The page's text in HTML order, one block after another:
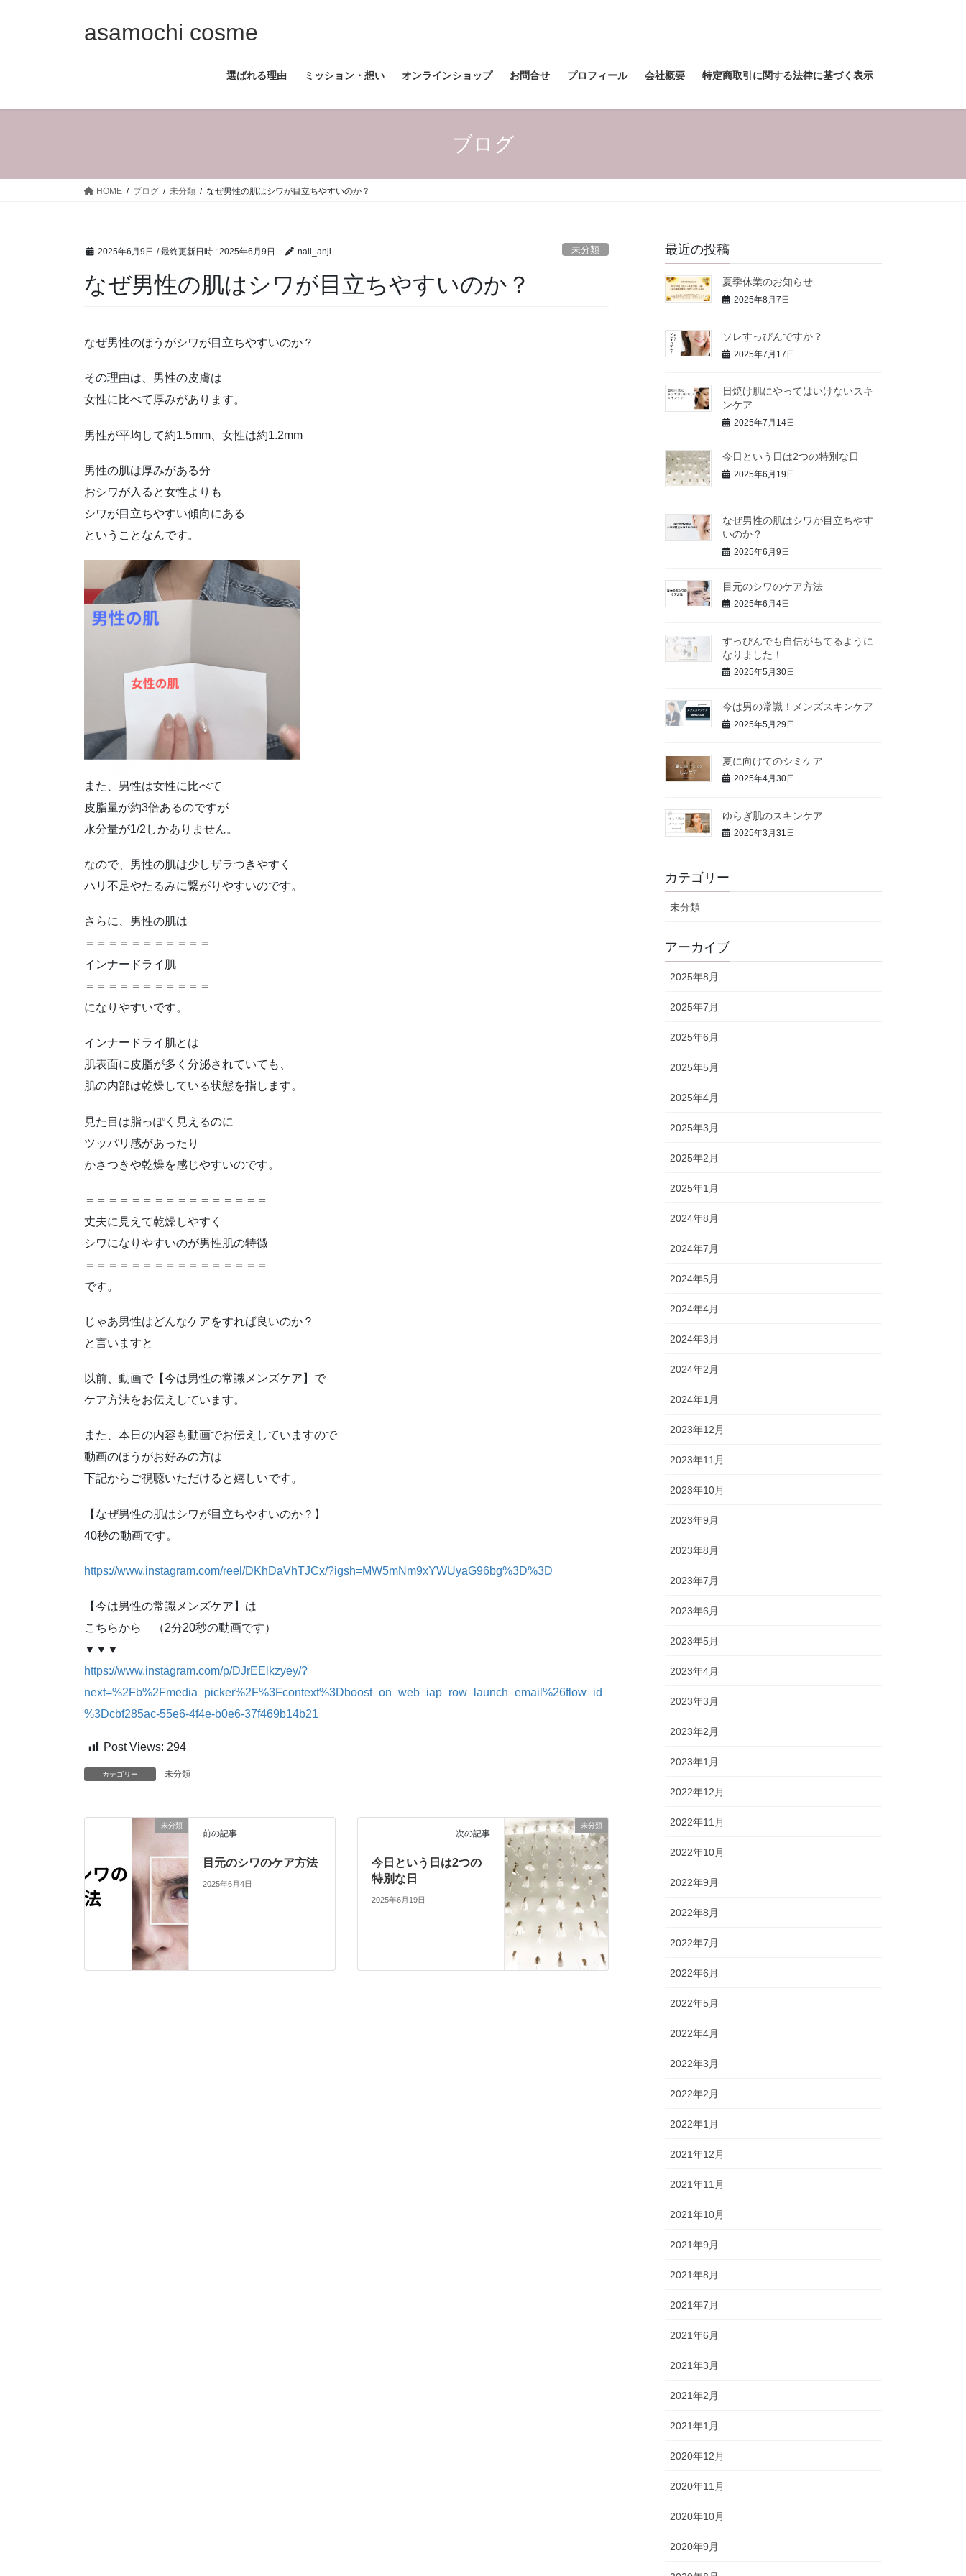
ス
ン
asamochi cosme
選ばれる理由 ミッション・想い オンラインショップ お問合せ プロフィール 会社概要 特定商取引に関する法律に基づく表示
ブログ
HOME ブログ 未分類 なぜ男性の肌はシワが目立ちやすいのか？
2025年6月9日 / 最終更新日時 : 2025年6月9日 nail_anji 未分類
なぜ男性の肌はシワが目立ちやすいのか？
​​​​​​なぜ男性のほうがシワが目立ちやすいのか？
その理由は、男性の皮膚は
女性に比べて厚みがあります。
男性が平均して約1.5mm、女性は約1.2mm
男性の肌は厚みがある分
おシワが入ると女性よりも
シワが目立ちやすい傾向にある
ということなんです。
また、男性は女性に比べて
皮脂量が約3倍あるのですが
水分量が1/2しかありません。
なので、男性の肌は少しザラつきやすく
ハリ不足やたるみに繋がりやすいのです。
さらに、男性の肌は
＝＝＝＝＝＝＝＝＝＝＝
インナードライ肌
＝＝＝＝＝＝＝＝＝＝＝
になりやすいです。
インナードライ肌とは
肌表面に皮脂が多く分泌されていても、
肌の内部は乾燥している状態を指します。
見た目は脂っぽく見えるのに
ツッパリ感があったり
かさつきや乾燥を感じやすいのです。
＝＝＝＝＝＝＝＝＝＝＝＝＝＝＝＝
丈夫に見えて乾燥しやすく
シワになりやすいのが男性肌の特徴
＝＝＝＝＝＝＝＝＝＝＝＝＝＝＝＝
です。
じゃあ男性はどんなケアをすれば良いのか？
と言いますと
以前、動画で【今は男性の常識メンズケア】で
ケア方法をお伝えしています。
また、本日の内容も動画でお伝えしていますので
動画のほうがお好みの方は
下記からご視聴いただけると嬉しいです。
【なぜ男性の肌はシワが目立ちやすいのか？】
40秒の動画です。
https://www.instagram.com/reel/DKhDaVhTJCx/?igsh=MW5mNm9xYWUyaG96bg%3D%3D
【今は男性の常識メンズケア】は
こちらから （2分20秒の動画です）
▼▼▼
https://www.instagram.com/p/DJrEElkzyey/?
next=%2Fb%2Fmedia_picker%2F%3Fcontext%3Dboost_on_web_iap_row_launch_email%26flow_id
%3Dcbf285ac-55e6-4f4e-b0e6-37f469b14b21
Post Views: 294
カテゴリー 未分類
未分類
前の記事
目元のシワのケア方法
2025年6月4日
未分類
次の記事
今日という日は2つの
特別な日
2025年6月19日
最近の投稿
夏季休業のお知らせ
2025年8月7日
ソレすっぴんですか？
2025年7月17日
日焼け肌にやってはいけないスキ
ンケア
2025年7月14日
今日という日は2つの特別な日
2025年6月19日
なぜ男性の肌はシワが目立ちやす
いのか？
2025年6月9日
目元のシワのケア方法
2025年6月4日
すっぴんでも自信がもてるように
なりました！
2025年5月30日
今は男の常識！メンズスキンケア
2025年5月29日
夏に向けてのシミケア
2025年4月30日
ゆらぎ肌のスキンケア
2025年3月31日
カテゴリー
未分類
アーカイブ
2025年8月
2025年7月
2025年6月
2025年5月
2025年4月
2025年3月
2025年2月
2025年1月
2024年8月
2024年7月
2024年5月
2024年4月
2024年3月
2024年2月
2024年1月
2023年12月
2023年11月
2023年10月
2023年9月
2023年8月
2023年7月
2023年6月
2023年5月
2023年4月
2023年3月
2023年2月
2023年1月
2022年12月
2022年11月
2022年10月
2022年9月
2022年8月
2022年7月
2022年6月
2022年5月
2022年4月
2022年3月
2022年2月
2022年1月
2021年12月
2021年11月
2021年10月
2021年9月
2021年8月
2021年7月
2021年6月
2021年3月
2021年2月
2021年1月
2020年12月
2020年11月
2020年10月
2020年9月